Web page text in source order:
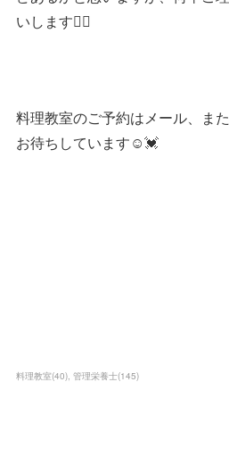
いします🙇‍♀️
料理教室のご予約はメール、ま
お待ちしています☺️💓
料理教室(40) 管理栄養士(145)